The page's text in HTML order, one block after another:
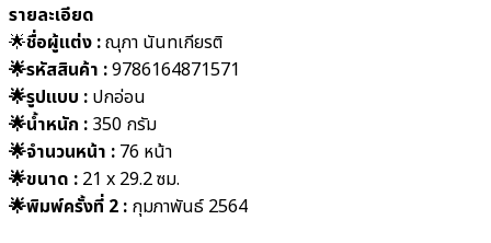
รายละเอียด
🌟ชื่อผู้แต่ง :ณุภา นันทเกียรติ
🌟รหัสสินค้า :9786164871571
🌟รูปแบบ : ปกอ่อน
🌟น้ำหนัก : 350 กรัม
🌟จำนวนหน้า : 76 หน้า
🌟ขนาด : 21 x 29.2 ซม.
🌟พิมพ์ครั้งที่ 2 : กุมภาพันธ์ 2564